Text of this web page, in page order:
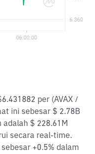
per (AVAX /
ini sebesar $ 2.78B
adalah $ 228.61M
secara real-time.
+0.5% dalam